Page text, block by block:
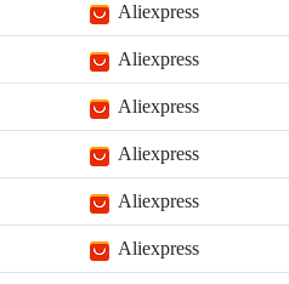
Aliexpress
Aliexpress
Aliexpress
Aliexpress
Aliexpress
Aliexpress